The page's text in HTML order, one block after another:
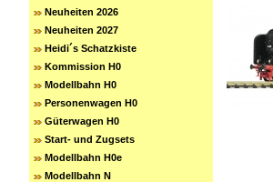
Neuheiten 2026
Neuheiten 2027
Heidi´s Schatzkiste
Kommission H0
Modellbahn H0
Personenwagen H0
Güterwagen H0
Start- und Zugsets
Modellbahn H0e
Modellbahn N